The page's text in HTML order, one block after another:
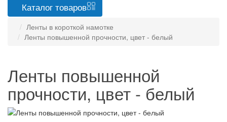
Каталог товаров
Ленты в короткой намотке
Ленты повышенной прочности, цвет - белый
Ленты повышенной
прочности, цвет - белый